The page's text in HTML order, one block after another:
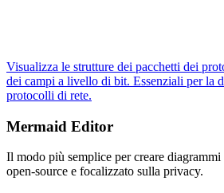
Visualizza le strutture dei pacchetti dei
dei campi a livello di bit. Essenziali per la
protocolli di rete.
Mermaid Editor
Il modo più semplice per creare
open-source e focalizzato sulla privacy.